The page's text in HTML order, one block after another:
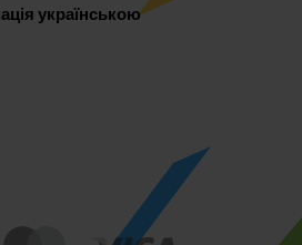
українською